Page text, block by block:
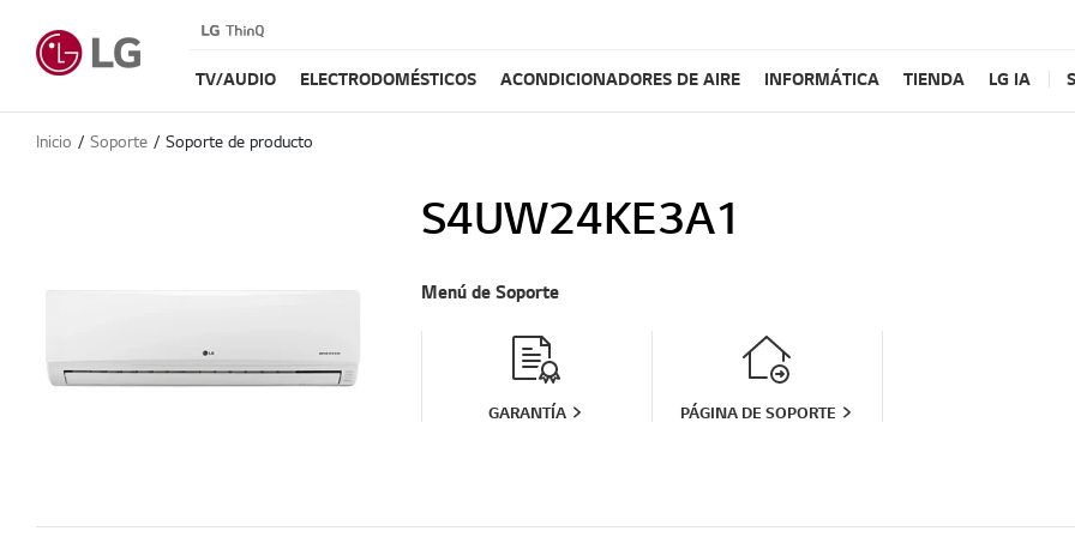
TV/AUDIO ELECTRODOMÉSTICOS ACONDICIONADORES DE AIRE INFORMÁTICA TIENDA LG IA
Inicio Soporte Soporte de producto
S4UW24KE3A1
Menú de Soporte
GARANTÍA PÁGINA DE SOPORTE